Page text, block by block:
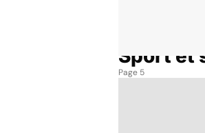
Sport et
Page 5